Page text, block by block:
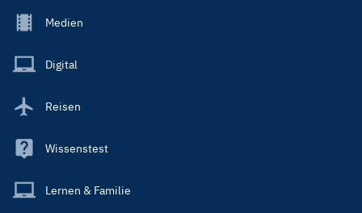
Footer
Main
Medien
Digital
Reisen
Wissenstest
Lernen & Familie